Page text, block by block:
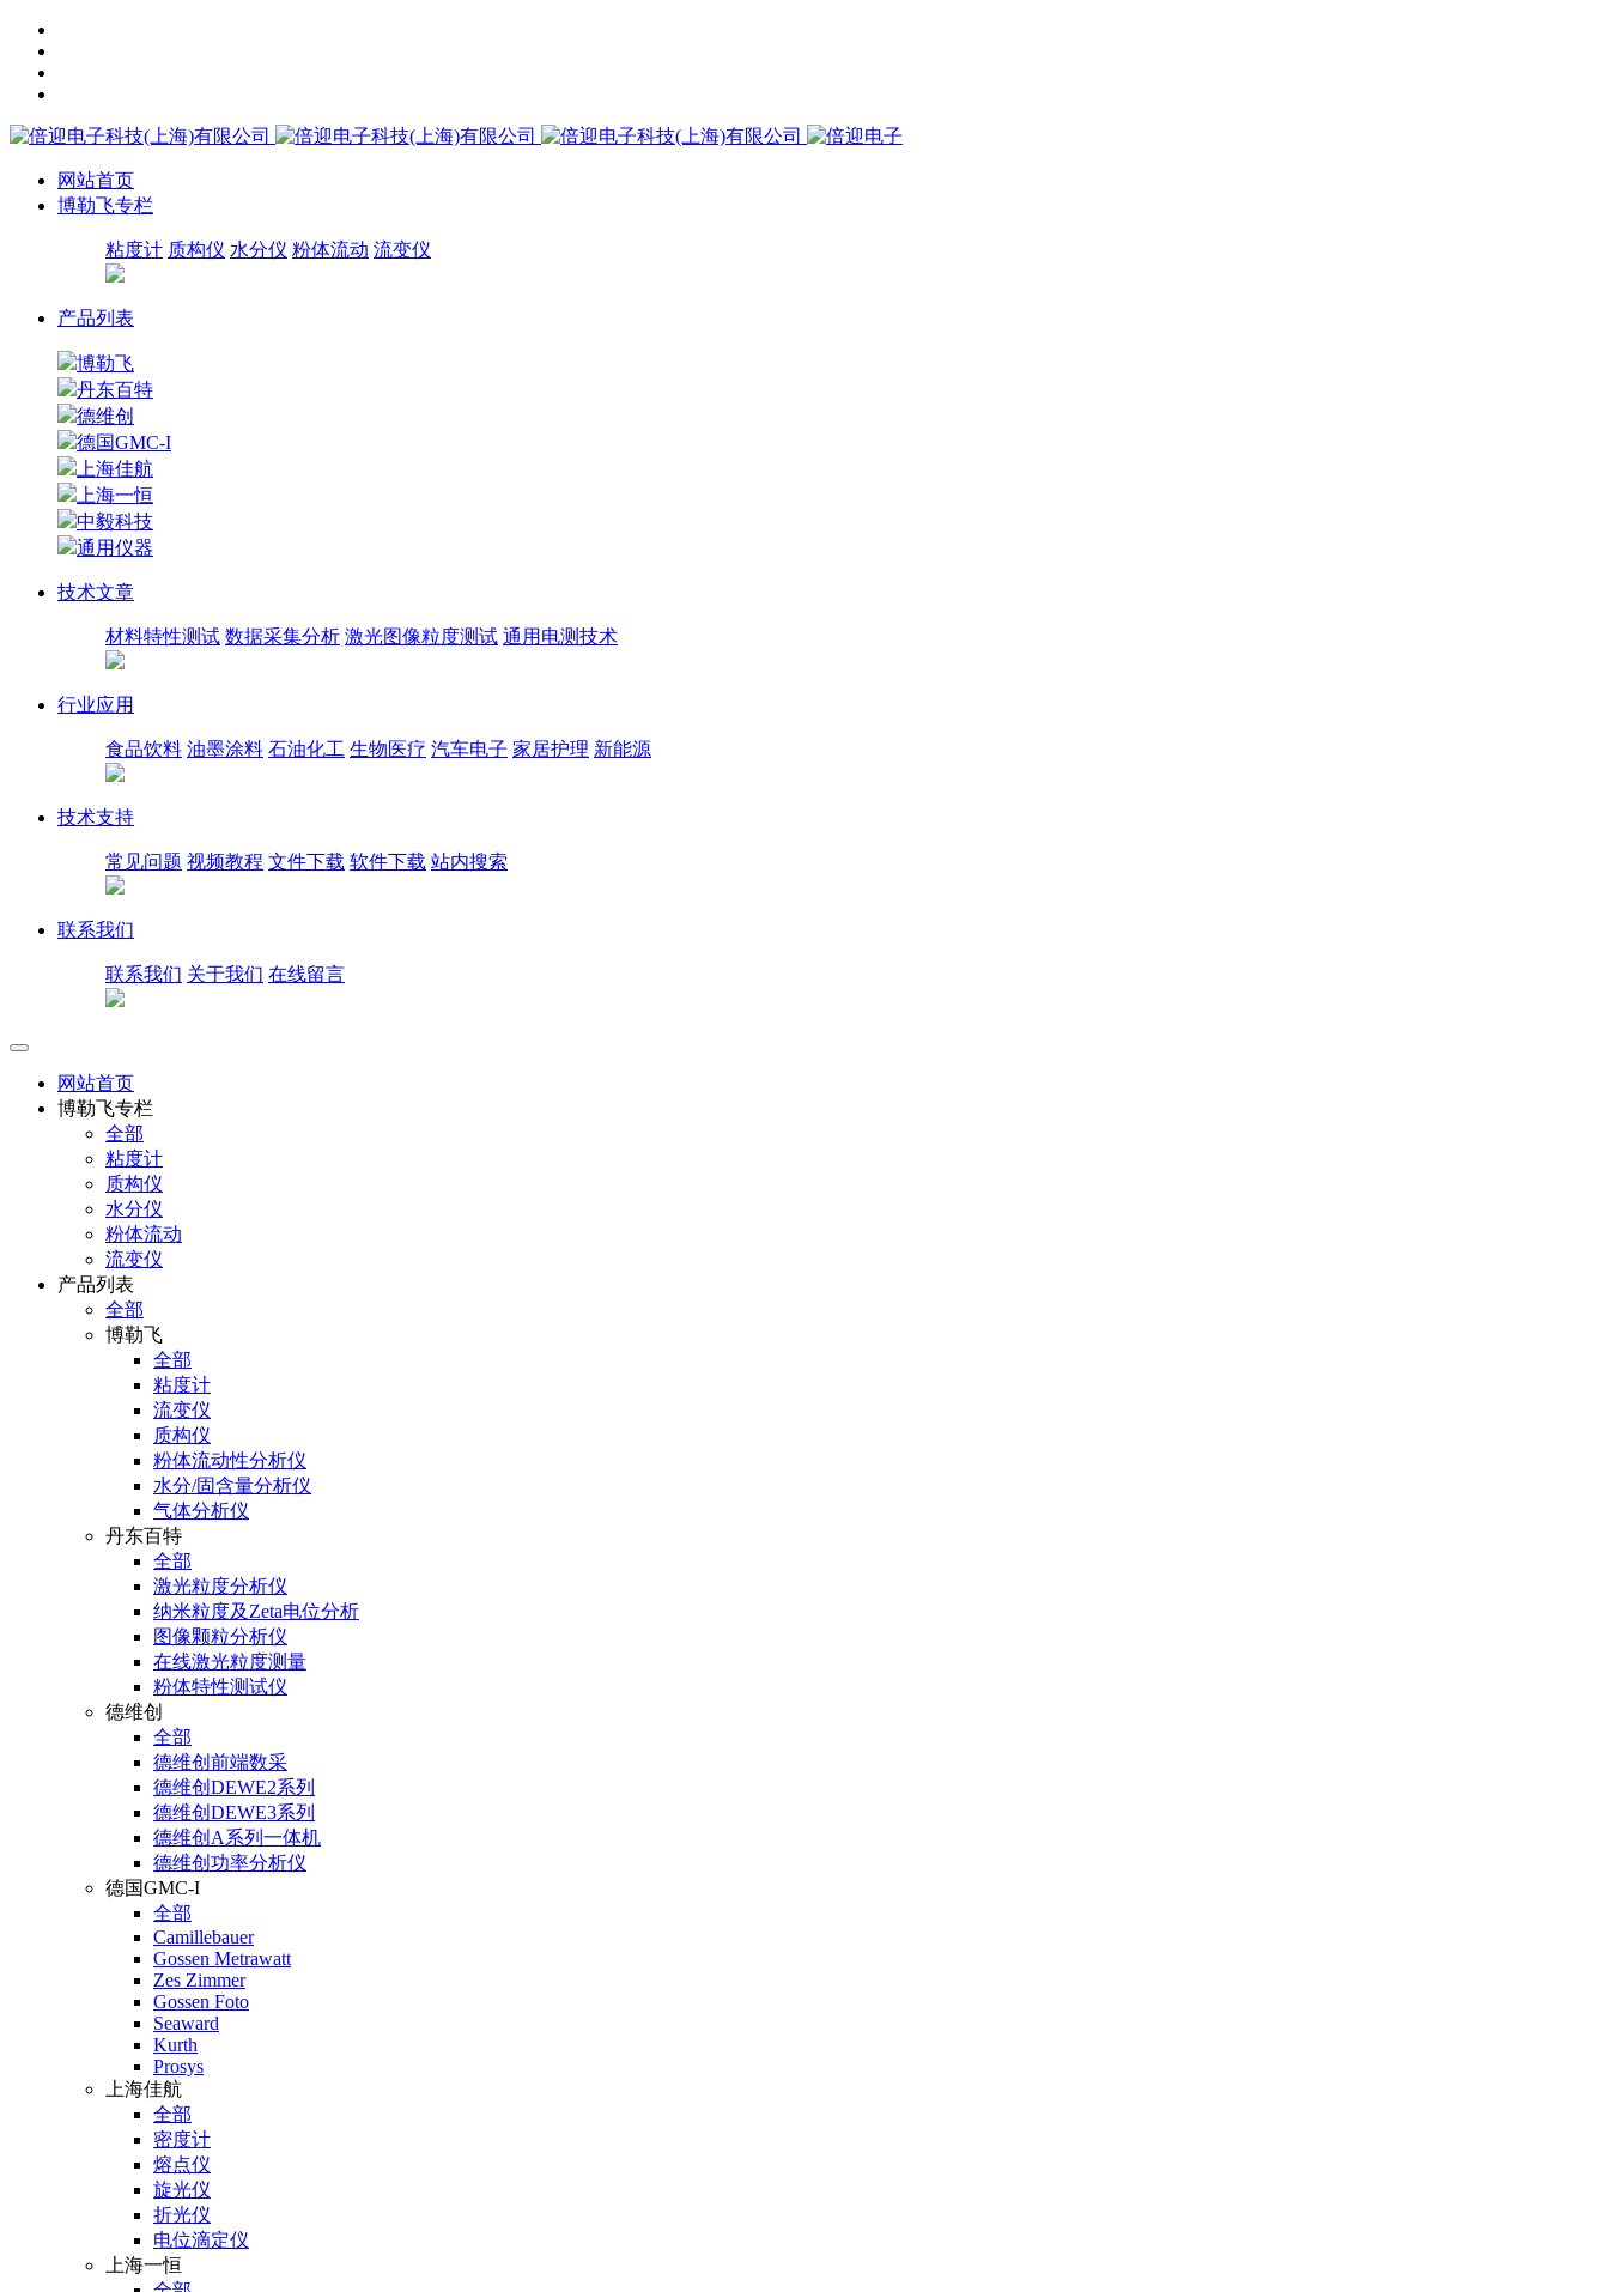
网站首页
博勒飞专栏
粘度计 质构仪 水分仪 粉体流动 流变仪
产品列表
博勒飞
丹东百特
德维创
德国GMC-I
上海佳航
上海一恒
中毅科技
通用仪器
技术文章
材料特性测试 数据采集分析 激光图像粒度测试 通用电测技术
行业应用
食品饮料 油墨涂料 石油化工 生物医疗 汽车电子 家居护理 新能源
技术支持
常见问题 视频教程 文件下载 软件下载 站内搜索
联系我们
联系我们 关于我们 在线留言
网站首页
博勒飞专栏
全部
粘度计
质构仪
水分仪
粉体流动
流变仪
产品列表
全部
博勒飞
全部
粘度计
流变仪
质构仪
粉体流动性分析仪
水分/固含量分析仪
气体分析仪
丹东百特
全部
激光粒度分析仪
纳米粒度及Zeta电位分析
图像颗粒分析仪
在线激光粒度测量
粉体特性测试仪
德维创
全部
德维创前端数采
德维创DEWE2系列
德维创DEWE3系列
德维创A系列一体机
德维创功率分析仪
德国GMC-I
全部
Camillebauer
Gossen Metrawatt
Zes Zimmer
Gossen Foto
Seaward
Kurth
Prosys
上海佳航
全部
密度计
熔点仪
旋光仪
折光仪
电位滴定仪
上海一恒